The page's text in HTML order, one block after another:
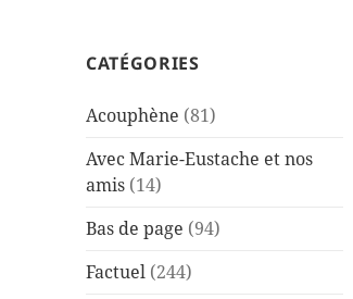
CATÉGORIES
Acouphène (81)
Avec Marie-Eustache et nos
amis (14)
Bas de page (94)
Factuel (244)